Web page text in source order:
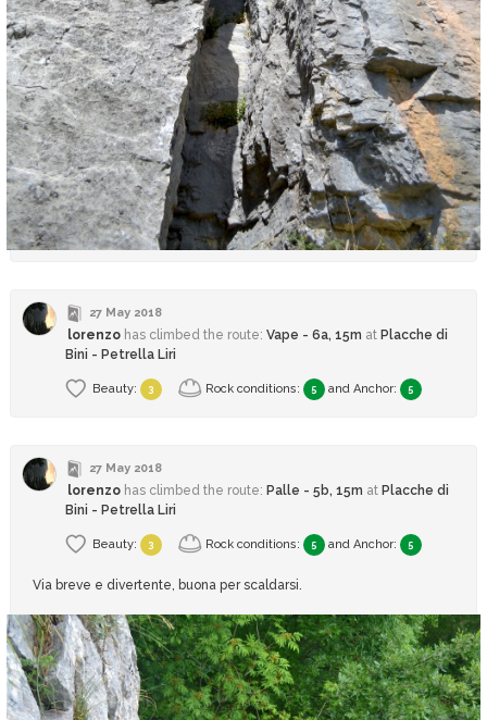
27 May 2018
lorenzo has climbed the route: Vape - 6a, 15m at Placche di
Bini - Petrella Liri
Beauty: 3 Rock conditions: 5 and Anchor: 5
27 May 2018
lorenzo has climbed the route: Palle - 5b, 15m at Placche di
Bini - Petrella Liri
Beauty: 3 Rock conditions: 5 and Anchor: 5
Via breve e divertente, buona per scaldarsi.